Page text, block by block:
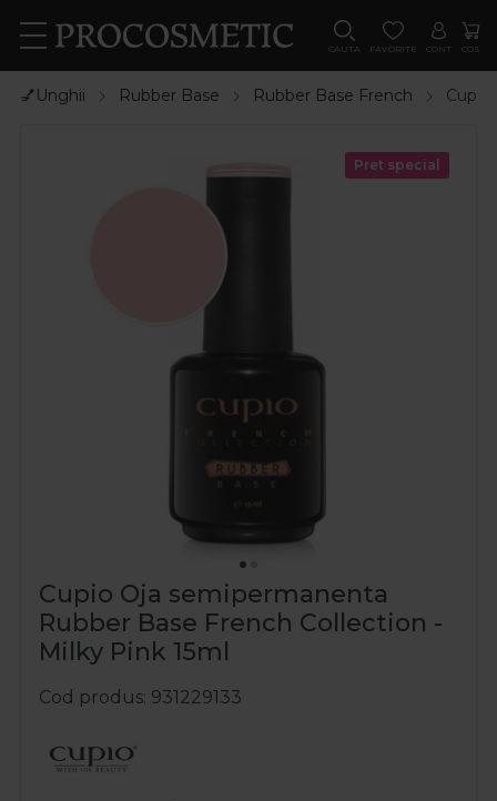
CAUTA FAVORITE CONT COS
💅Unghii Rubber Base Rubber Base French Cupio
Pret special
Cupio Oja semipermanenta
Rubber Base French Collection -
Milky Pink 15ml
Cod produs 931229133